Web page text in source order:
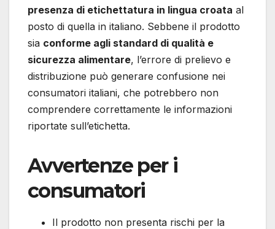
presenza di etichettatura in lingua croata al
posto di quella in italiano. Sebbene il prodotto
sia conforme agli standard di qualità e
sicurezza alimentare, l’errore di prelievo e
distribuzione può generare confusione nei
consumatori italiani, che potrebbero non
comprendere correttamente le informazioni
riportate sull’etichetta.
Avvertenze per i
consumatori
Il prodotto non presenta rischi per la